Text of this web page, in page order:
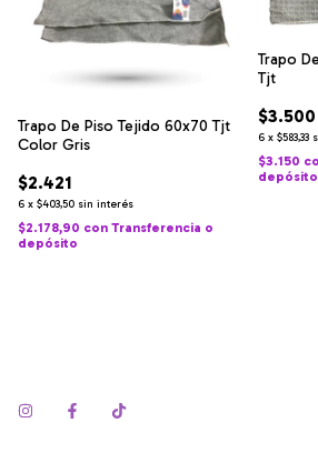
Trapo De Piso Tejido 60x70 Tjt
Color Gris
$2.421
6 x $403,50 sin interés
$2.178,90 con Transferencia o
depósito
Trapo
Tjt
$3.500
6 x $583,33
$3.150
depósito